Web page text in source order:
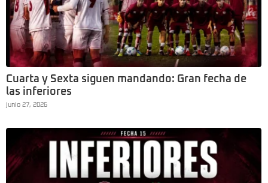
Cuarta y Sexta siguen mandando: Gran fecha de
las inferiores
junio 27, 2026